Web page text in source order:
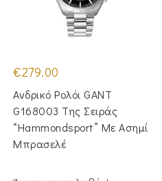
€279.00
Ανδρικό Ρολόι GANT
G168003 Της Σειράς
“Hammondsport” Με Ασημί
Μπρασελέ